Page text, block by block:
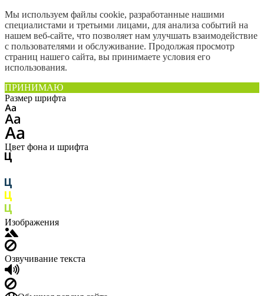
Мы используем файлы cookie, разработанные нашими
специалистами и третьими лицами, для анализа событий на
нашем веб-сайте, что позволяет нам улучшать взаимодействие
с пользователями и обслуживание. Продолжая просмотр
страниц нашего сайта, вы принимаете условия его
использования.
ПРИНИМАЮ
Размер шрифта
Цвет фона и шрифта
Изображения
Озвучивание текста